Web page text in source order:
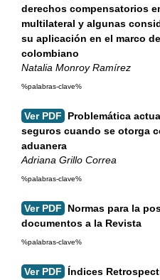
derechos compensatorios
multilateral y algunas
su aplicación en el marco
colombiano
Natalia Monroy Ramírez
%palabras-clave%
Ver PDF
Problemática
seguros cuando se otorga
aduanera
Adriana Grillo Correa
%palabras-clave%
Ver PDF
Normas para la
documentos a la Revista
%palabras-clave%
Ver PDF
Índices